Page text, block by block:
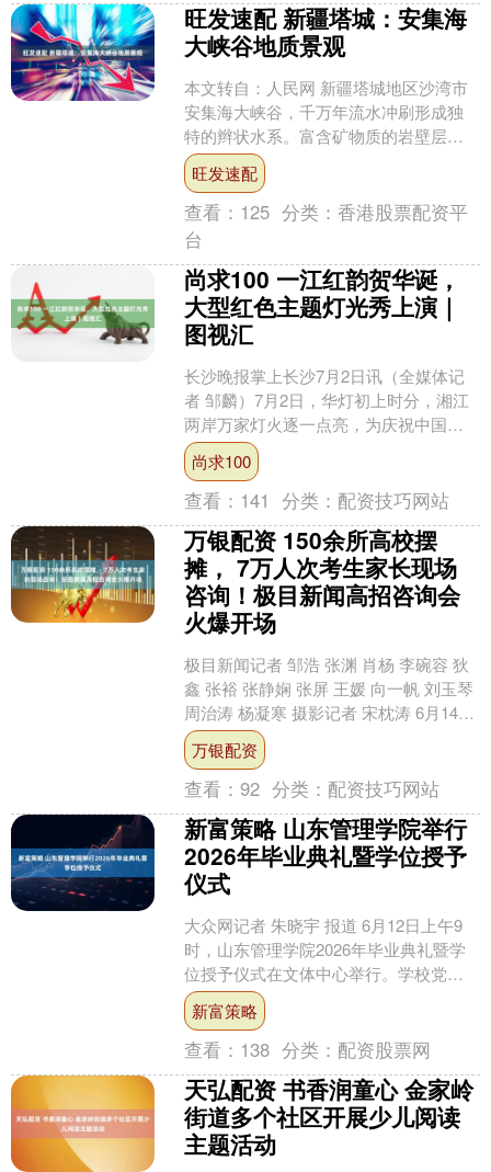
旺发速配 新疆塔城：安集海
大峡谷地质景观
本文转自：人民网 新疆塔城地区沙湾市
安集海大峡谷，千万年流水冲刷形成独
特的辫状水系。富含矿物质的岩壁层叠
斑斓，赤红、青蓝、米白交织，金色河
道铺展谷底。盘山公路与....
旺发速配
查看： 125 分类： 香港股票配资平
台
尚求100 一江红韵贺华诞，
大型红色主题灯光秀上演｜
图视汇
长沙晚报掌上长沙7月2日讯（全媒体记
者 邹麟）7月2日，华灯初上时分，湘江
两岸万家灯火逐一点亮，为庆祝中国共
产党成立105周年，长沙联动湘江两岸各
大地标建筑，上....
尚求100
查看： 141 分类： 配资技巧网站
万银配资 150余所高校摆
摊， 7万人次考生家长现场
咨询！极目新闻高招咨询会
火爆开场
极目新闻记者 邹浩 张渊 肖杨 李碗容 狄
鑫 张裕 张静娴 张屏 王媛 向一帆 刘玉琴
周治涛 杨凝寒 摄影记者 宋枕涛 6月14
日，极目新闻第二十二届公益高招....
万银配资
查看：92 分类： 配资技巧网站
新富策略 山东管理学院举行
2026年毕业典礼暨学位授予
仪式
大众网记者 朱晓宇 报道 6月12日上午9
时，山东管理学院2026年毕业典礼暨学
位授予仪式在文体中心举行。学校党委
书记魏勇、校长韩作生等全体校领导班
子成员，与校....
新富策略
查看： 138 分类： 配资股票网
天弘配资 书香润童心 金家岭
街道多个社区开展少儿阅读
主题活动